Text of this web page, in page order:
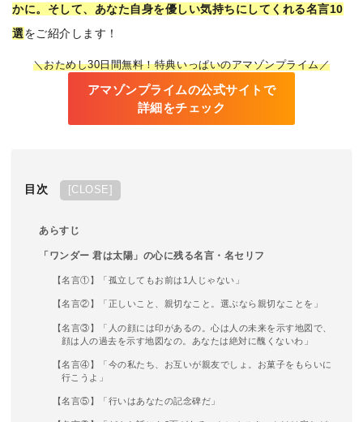
かに。そして、あなた自身を優しい気持ちにしてくれる名言10
選をご紹介します！
＼おためし30日間無料！特典いっぱいのアマゾンプライム／
アマゾンプライムの公式サイトで
詳細をチェック
目次 CLOSE
あらすじ
「ワンダー 君は太陽」の心に残る名言・名セリフ
【名言①】「孤立してもお前は1人じゃない」
【名言②】「正しいこと、親切なこと。選ぶなら親切なことを」
【名言③】「人の顔には印があるの。心は人の未来を示す地図で、
顔は人の過去を示す地図なの。あなたは絶対に醜くないわ」
【名言④】「今の私たち、お互いが親友でしょ。お菓子をもらいに
行こうよ」
【名言⑤】「行いはあなたの記念碑だ」